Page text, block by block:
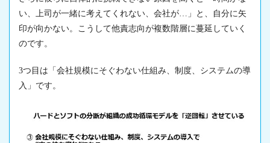
い、上司が一緒に考えてくれない、会社が…」と、自分に矢
印が向かない。こうして他責志向が複数階層に蔓延していく
のです。
3つ目は「会社規模にそぐわない仕組み、制度、システムの導
入」です。